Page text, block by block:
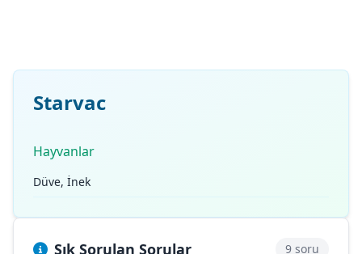
Starvac
Hayvanlar
Düve, İnek
Sık Sorulan Sorular 9 soru